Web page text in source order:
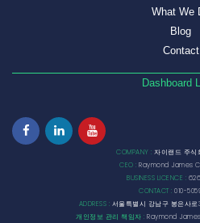
What We
Blog
Contact
Dashboard
COMPANY : 자이랜드 주식
CEO : Raymond James
BUSINESS LICENCE :
CONTACT : 010-
ADDRESS : 서울특별시 강남구 봉은사
개인정보 관리 책임자 : Raymond